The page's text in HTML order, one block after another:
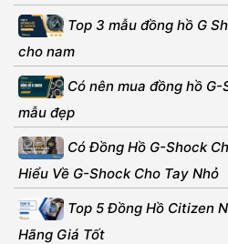
Top 3 mẫu đồng hồ G
cho nam
Có nên mua đồng hồ
mẫu đẹp
Có Đồng Hồ G-Shock
Hiểu Về G-Shock Cho Tay Nhỏ
Top 5 Đồng Hồ Citizen
Hãng Giá Tốt